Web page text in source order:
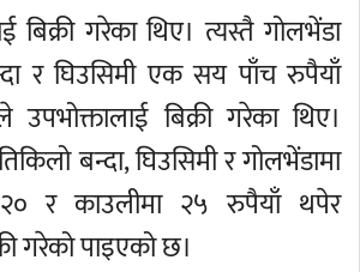
बिक्री गरेका थिए। त्यस्तै गोलभेंडा
र घिउसिमी एक सय पाँच रुपैयाँ
उपभोक्तालाई बिक्री गरेका थिए।
बन्दा, घिउसिमी र गोलभेंडामा
र काउलीमा २५ रुपैयाँ थपेर
गरेको पाइएको छ।